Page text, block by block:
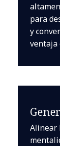
para
y
ventaja
Alinear